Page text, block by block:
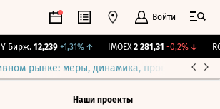
Войти
Бирж. 12,239 +1,31%↑ IMOEX 2 281,31 -0,2%↓
рынке: меры, динамика, прогнозы
Наши проекты